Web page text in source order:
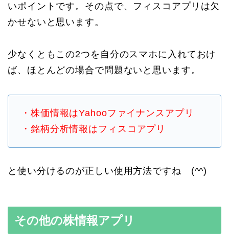
いポイントです。その点で、フィスコアプリは欠
かせないと思います。
少なくともこの2つを自分のスマホに入れておけ
ば、ほとんどの場合で問題ないと思います。
・株価情報はYahooファイナンスアプリ
・銘柄分析情報はフィスコアプリ
と使い分けるのが正しい使用方法ですね (^^)
その他の株情報アプリ